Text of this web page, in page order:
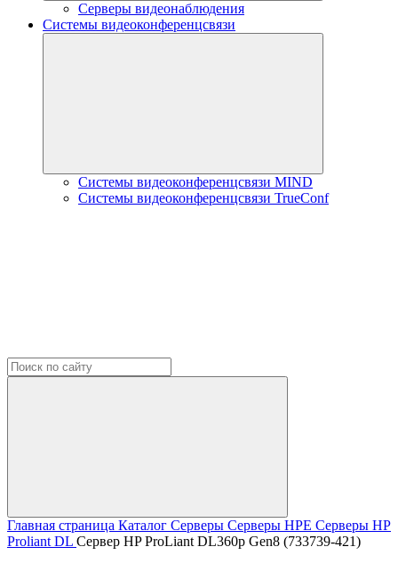
Серверы видеонаблюдения
Системы видеоконференцсвязи
Системы видеоконференцсвязи MIND
Системы видеоконференцсвязи TrueConf
Главная страница Каталог Серверы Серверы HPE Серверы HP
Proliant DL Сервер HP ProLiant DL360p Gen8 (733739-421)